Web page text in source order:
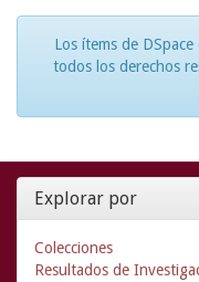
Los ítems de
todos los derechos
Explorar por
Colecciones
Resultados de